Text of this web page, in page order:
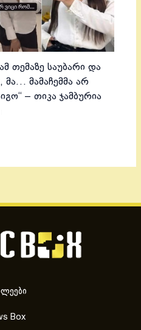
თემაზე საუბარი და
მა… მამაჩემმა არ
– თიკა ჯამბურია
Box